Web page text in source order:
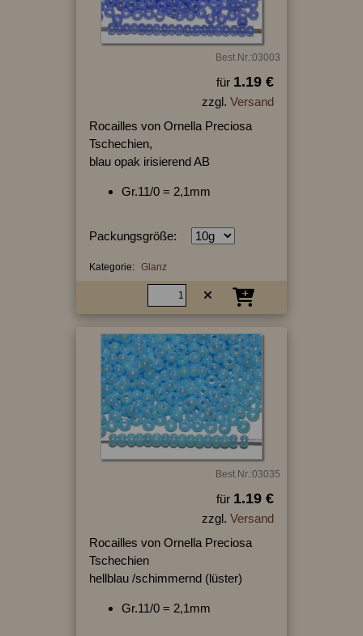
Best.Nr.:03003
für 1.19 €
zzgl. Versand
Rocailles von Ornella Preciosa
Tschechien,
blau opak irisierend AB
Gr.11/0 = 2,1mm
Packungsgröße:
Kategorie: Glanz
Best.Nr.:03035
für 1.19 €
zzgl. Versand
Rocailles von Ornella Preciosa
Tschechien
hellblau /schimmernd (lüster)
Gr.11/0 = 2,1mm